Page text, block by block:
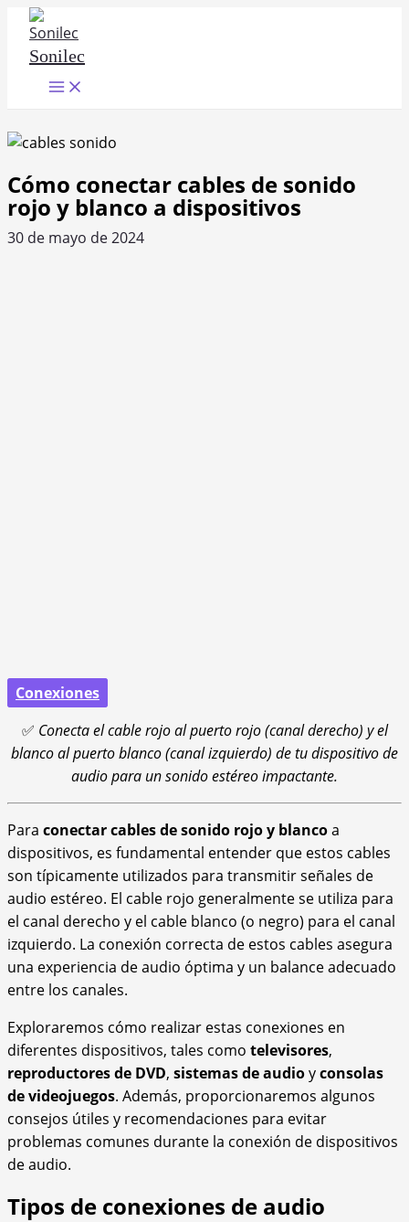
contenido
Sonilec
Main
Menu
Cómo conectar cables de sonido
rojo y blanco a dispositivos
30 de mayo de 2024
Conexiones
✅ Conecta el cable rojo al puerto rojo (canal derecho) y el
blanco al puerto blanco (canal izquierdo) de tu dispositivo de
audio para un sonido estéreo impactante.
Para conectar cables de sonido rojo y blancoa
dispositivos, es fundamental entender que estos cables
son típicamente utilizados para transmitir señales de
audio estéreo. El cable rojo generalmente se utiliza para
el canal derecho y el cable blanco (o negro) para el canal
izquierdo. La conexión correcta de estos cables asegura
una experiencia de audio óptima y un balance adecuado
entre los canales.
Exploraremos cómo realizar estas conexiones en
diferentes dispositivos, tales como televisores,
reproductores de DVD, sistemas de audioyconsolas
de videojuegos. Además, proporcionaremos algunos
consejos útiles y recomendaciones para evitar
problemas comunes durante la conexión de dispositivos
de audio.
Tipos de conexiones de audio